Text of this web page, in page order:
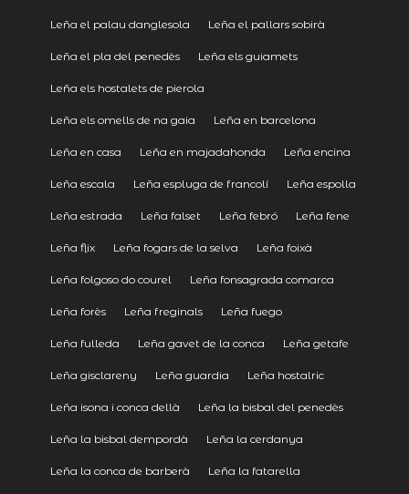
Leña el palau danglesola Leña el pallars sobirà
Leña el pla del penedès Leña els guiamets
Leña els hostalets de pierola
Leña els omells de na gaia Leña en barcelona
Leña en casa Leña en majadahonda Leña encina
Leña escala Leña espluga de francolí Leña espolla
Leña estrada Leña falset Leña febró Leña fene
Leña flix Leña fogars de la selva Leña foixà
Leña folgoso do courel Leña fonsagrada comarca
Leña forès Leña freginals Leña fuego
Leña fulleda Leña gavet de la conca Leña getafe
Leña gisclareny Leña guardia Leña hostalric
Leña isona i conca dellà Leña la bisbal del penedès
Leña la bisbal dempordà Leña la cerdanya
Leña la conca de barberà Leña la fatarella